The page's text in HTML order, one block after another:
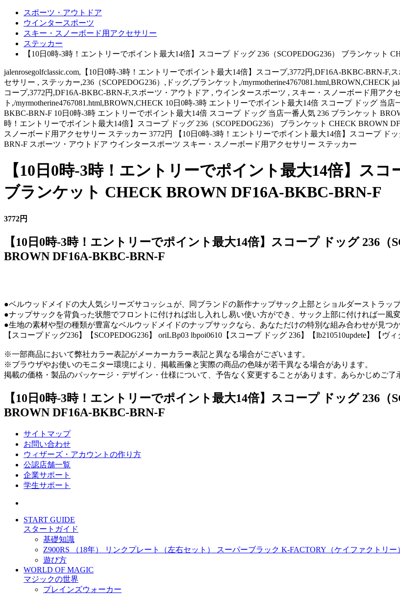
スポーツ・アウトドア
ウインタースポーツ
スキー・スノーボード用アクセサリー
ステッカー
【10日0時-3時！エントリーでポイント最大14倍】スコープ ドッグ 236（SCOPEDOG236） ブランケット
jalenrosegolfclassic.com,【10日0時-3時！エントリーでポイント最大14倍】スコープ,3772円,DF16A-BKBC-BRN-
セサリー , ステッカー,236（SCOPEDOG236）,ドッグ,ブランケット,/myrmotherine4767081.html,BROWN,CHECK
コープ,3772円,DF16A-BKBC-BRN-F,スポーツ・アウトドア , ウインタースポーツ , スキー・スノーボード用アク
ト,/myrmotherine4767081.html,BROWN,CHECK 10日0時-3時 エントリーでポイント最大14倍 スコープ ドッグ 当
BKBC-BRN-F 10日0時-3時 エントリーでポイント最大14倍 スコープ ドッグ 当店一番人気 236 ブランケット
時！エントリーでポイント最大14倍】スコープ ドッグ 236（SCOPEDOG236） ブランケット CHECK BROWN
スノーボード用アクセサリー ステッカー 3772円 【10日0時-3時！エントリーでポイント最大14倍】スコープ ド
BRN-F スポーツ・アウトドア ウインタースポーツ スキー・スノーボード用アクセサリー ステッカー
【10日0時-3時！エントリーでポイント最大14倍】スコ
ブランケット CHECK BROWN DF16A-BKBC-BRN-F
3772円
【10日0時-3時！エントリーでポイント最大14倍】スコープ ドッグ 236
BROWN DF16A-BKBC-BRN-F
●ベルウッドメイドの大人気シリーズサコッシュが、同ブランドの新作ナップサック上部とショルダーストラッ
●ナップサックを背負った状態でフロントに付ければ出し入れし易い使い方ができ、サック上部に付ければ一風
●生地の素材や型の種類が豊富なベルウッドメイドのナップサックなら、あなただけの特別な組み合わせが見つ
【スコープドッグ236】【SCOPEDOG236】 oriLBp03 lbpoi0610【スコープ ドッグ 236】【lb210510updete】【ヴ
※一部商品において弊社カラー表記がメーカーカラー表記と異なる場合がございます。
※ブラウザやお使いのモニター環境により、掲載画像と実際の商品の色味が若干異なる場合があります。
掲載の価格・製品のパッケージ・デザイン・仕様について、予告なく変更することがあります。あらかじめご了
【10日0時-3時！エントリーでポイント最大14倍】スコープ ドッグ 236
BROWN DF16A-BKBC-BRN-F
サイトマップ
お問い合わせ
ウィザーズ・アカウントの作り方
公認店舗一覧
企業サポート
学生サポート
START GUIDE
スタートガイド
基礎知識
Z900RS （18年） リンクプレート（左右セット） スーパーブラック K-FACTORY（ケイファクトリー
遊び方
WORLD OF MAGIC
マジックの世界
プレインズウォーカー